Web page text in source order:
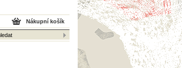
Nákupní košík